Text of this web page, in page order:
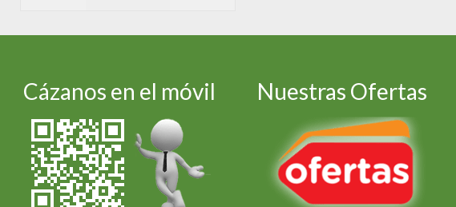
Cázanos en el móvil Nuestras Ofertas